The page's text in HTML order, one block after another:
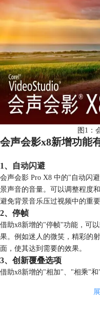
图1：
会声会影x8新增功能
1、自动闪避
会声会影 Pro X8 中的"自动闪
景声音的音量。可以调整程度
避免背景音乐压过视频中的重
2、停帧
借助x8新增的"停帧"功能，可
果。例如迷人的微笑，精彩的
面，使其达到需要的效果。
3、创新覆叠选项
借助x8新增的"相加"、"相乘"